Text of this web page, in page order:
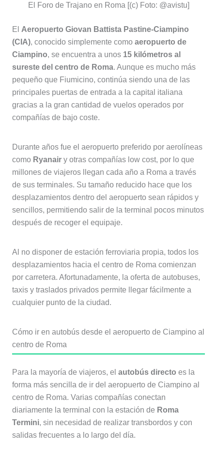
El Foro de Trajano en Roma [(c) Foto: @avistu]
El Aeropuerto Giovan Battista Pastine-Ciampino
(CIA), conocido simplemente como aeropuerto de
Ciampino, se encuentra a unos 15 kilómetros al
sureste del centro de Roma. Aunque es mucho más
pequeño que Fiumicino, continúa siendo una de las
principales puertas de entrada a la capital italiana
gracias a la gran cantidad de vuelos operados por
compañías de bajo coste.
Durante años fue el aeropuerto preferido por aerolíneas
como Ryanairy otras compañías low cost, por lo que
millones de viajeros llegan cada año a Roma a través
de sus terminales. Su tamaño reducido hace que los
desplazamientos dentro del aeropuerto sean rápidos y
sencillos, permitiendo salir de la terminal pocos minutos
después de recoger el equipaje.
Al no disponer de estación ferroviaria propia, todos los
desplazamientos hacia el centro de Roma comienzan
por carretera. Afortunadamente, la oferta de autobuses,
taxis y traslados privados permite llegar fácilmente a
cualquier punto de la ciudad.
Cómo ir en autobús desde el aeropuerto de Ciampino al
centro de Roma
Para la mayoría de viajeros, el autobús directo es la
forma más sencilla de ir del aeropuerto de Ciampino al
centro de Roma. Varias compañías conectan
diariamente la terminal con la estación de Roma
Termini, sin necesidad de realizar transbordos y con
salidas frecuentes a lo largo del día.